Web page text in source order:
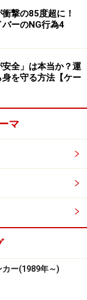
が上手く行って
にも現れている
るかもしれませ
で話が決着しな
と思う。
も付かないとい
ースも上級グレ
ブレーキ付きス
ば大雑把に言っ
撃の85度超に！
ーのNG行為4
安全」は本当か？運
を守る方法【ケー
マ
カー(1989年～)